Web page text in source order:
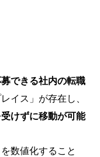
できる社内の転職
イス」が存在し、
けずに移動が可能
数値化すること